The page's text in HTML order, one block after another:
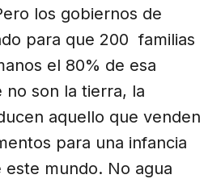
los gobiernos de
para que 200 familias
el 80% de esa
no son la tierra, la
aquello que venden
para una infancia
este mundo. No agua